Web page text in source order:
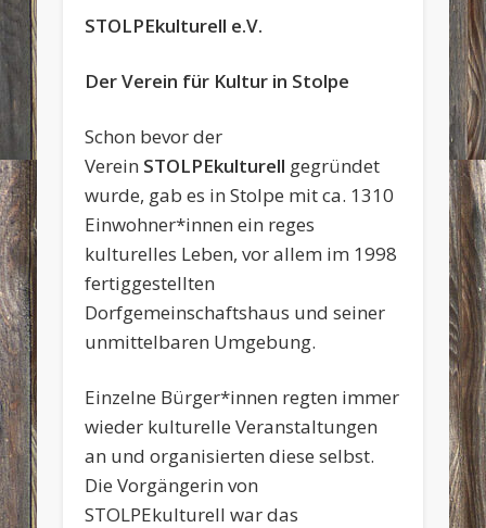
STOLPEkulturell e.V.
Der Verein für Kultur in Stolpe
Schon bevor der
Verein STOLPEkulturell gegründet
wurde, gab es in Stolpe mit ca. 1310
Einwohner*innen ein reges
kulturelles Leben, vor allem im 1998
fertiggestellten
Dorfgemeinschaftshaus und seiner
unmittelbaren Umgebung.
Einzelne Bürger*innen regten immer
wieder kulturelle Veranstaltungen
an und organisierten diese selbst.
Die Vorgängerin von
STOLPEkulturell war das